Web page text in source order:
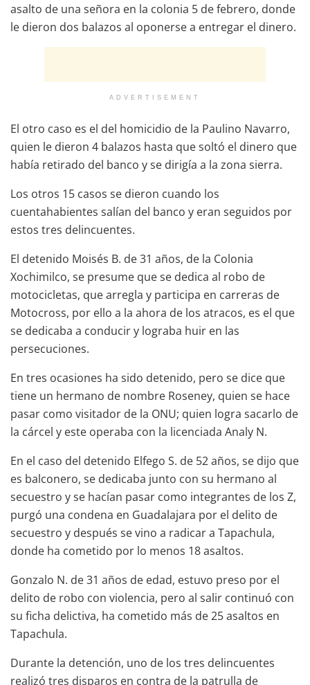
asalto de una señora en la colonia 5 de febrero, donde
le dieron dos balazos al oponerse a entregar el dinero.
ADVERTISEMENT
El otro caso es el del homicidio de la Paulino Navarro,
quien le dieron 4 balazos hasta que soltó el dinero que
había retirado del banco y se dirigía a la zona sierra.
Los otros 15 casos se dieron cuando los
cuentahabientes salían del banco y eran seguidos por
estos tres delincuentes.
El detenido Moisés B. de 31 años, de la Colonia
Xochimilco, se presume que se dedica al robo de
motocicletas, que arregla y participa en carreras de
Motocross, por ello a la ahora de los atracos, es el que
se dedicaba a conducir y lograba huir en las
persecuciones.
En tres ocasiones ha sido detenido, pero se dice que
tiene un hermano de nombre Roseney, quien se hace
pasar como visitador de la ONU; quien logra sacarlo de
la cárcel y este operaba con la licenciada Analy N.
En el caso del detenido Elfego S. de 52 años, se dijo que
es balconero, se dedicaba junto con su hermano al
secuestro y se hacían pasar como integrantes de los Z,
purgó una condena en Guadalajara por el delito de
secuestro y después se vino a radicar a Tapachula,
donde ha cometido por lo menos 18 asaltos.
Gonzalo N. de 31 años de edad, estuvo preso por el
delito de robo con violencia, pero al salir continuó con
su ficha delictiva, ha cometido más de 25 asaltos en
Tapachula.
Durante la detención, uno de los tres delincuentes
realizó tres disparos en contra de la patrulla de